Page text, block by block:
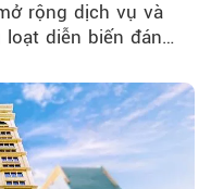
rộng dịch vụ và
diễn biến đáng